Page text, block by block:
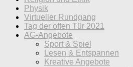
Physik
Virtueller Rundgang
Tag der offen Tür 2021
AG-Angebote
Sport & Spiel
Lesen & Entspannen
Kreative Angebote